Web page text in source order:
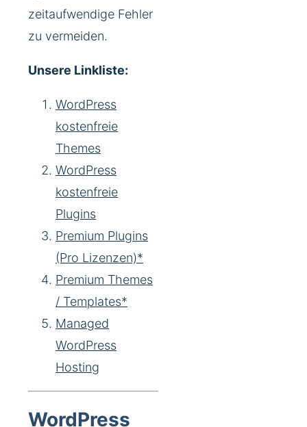
zeitaufwendige Fehler
zu vermeiden.
Unsere Linkliste:
WordPress
kostenfreie
Themes
WordPress
kostenfreie
Plugins
Premium Plugins
(Pro Lizenzen)*
Premium Themes
/ Templates*
Managed
WordPress
Hosting
WordPress